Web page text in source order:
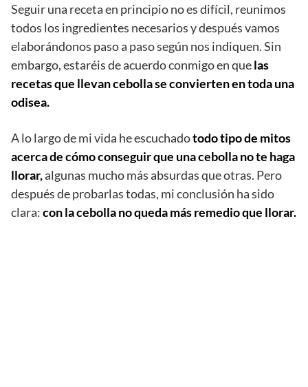
Seguir una receta en principio no es difícil, reunimos
todos los ingredientes necesarios y después vamos
elaborándonos paso a paso según nos indiquen. Sin
embargo, estaréis de acuerdo conmigo en quelas
recetas que llevan cebolla se convierten en toda una
odisea.
A lo largo de mi vida he escuchadotodo tipo de mitos
acerca de cómo conseguir que una cebolla no te haga
llorar,algunas mucho más absurdas que otras. Pero
después de probarlas todas, mi conclusión ha sido
clara:con la cebolla no queda más remedio que llorar.